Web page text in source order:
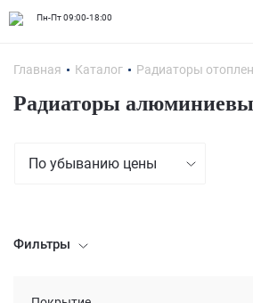
Пн-Пт 09:00-18:00
Главная Каталог Радиаторы
Радиаторы
По убыванию цены
Фильтры